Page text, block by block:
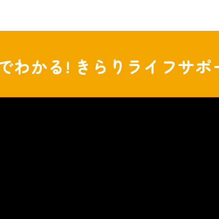
わかる! きらりライフサポ